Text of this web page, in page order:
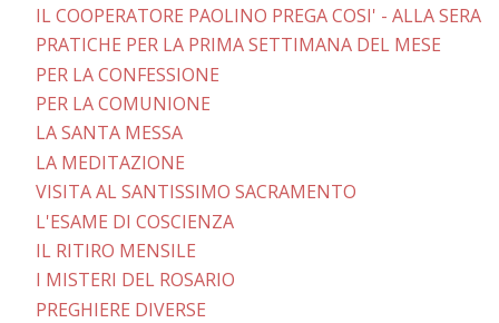
IL COOPERATORE PAOLINO PREGA COSI' - ALLA SERA
PRATICHE PER LA PRIMA SETTIMANA DEL MESE
PER LA CONFESSIONE
PER LA COMUNIONE
LA SANTA MESSA
LA MEDITAZIONE
VISITA AL SANTISSIMO SACRAMENTO
L'ESAME DI COSCIENZA
IL RITIRO MENSILE
I MISTERI DEL ROSARIO
PREGHIERE DIVERSE